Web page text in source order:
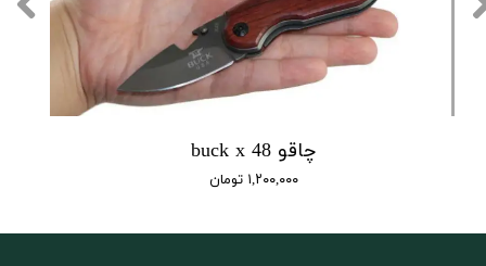
چاقو buck x 48
۱,۲۰۰,۰۰۰ تومان